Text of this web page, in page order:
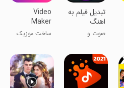
تبدیل فیلم به
اهنگ
صوت و
Video
Maker
Music
ساخت موزیک
فیلم